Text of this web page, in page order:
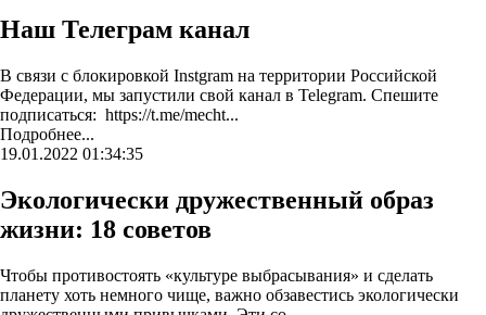
Наш Телеграм канал
В связи с блокировкой Instgram на территории Российской
Федерации, мы запустили свой канал в Telegram. Спешите
подписаться: https://t.me/mecht...
Подробнее...
19.01.2022 01:34:35
Экологически дружественный образ
жизни: 18 советов
Чтобы противостоять «культуре выбрасывания» и сделать
планету хоть немного чище, важно обзавестись экологически